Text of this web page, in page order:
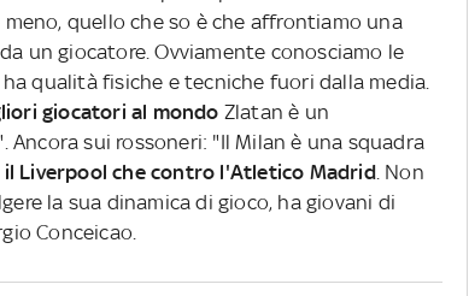
quello che so è che affrontiamo una
un giocatore. Ovviamente conosciamo le
qualità fisiche e tecniche fuori dalla media.
giocatori al mondo Zlatan è un
sui rossoneri: "Il Milan è una squadra
Liverpool che contro l'Atletico Madrid. Non
la sua dinamica di gioco, ha giovani di
Conceicao.